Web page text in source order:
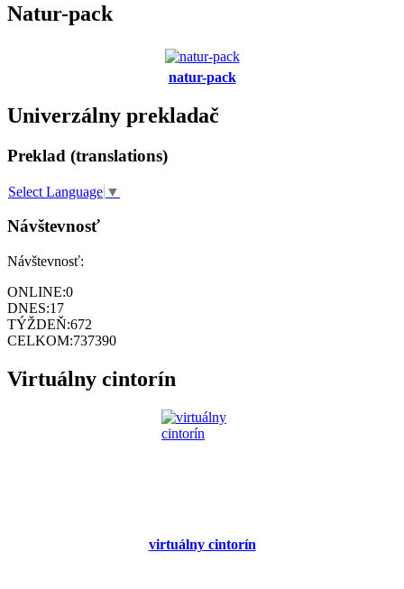
Natur-pack
natur-pack
Univerzálny prekladač
Preklad (translations)
Select Language ▼
Návštevnosť
Návštevnosť:
ONLINE:0
DNES:17
TÝŽDEŇ:672
CELKOM:737390
Virtuálny cintorín
virtuálny cintorín